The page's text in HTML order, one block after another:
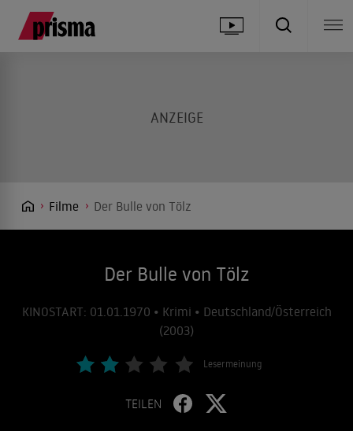
Filme Der Bulle von Tölz
Der Bulle von Tölz
KINOSTART: 01.01.1970 • Krimi • Deutschland/Österreich
(2003)
Lesermeinung
TEILEN